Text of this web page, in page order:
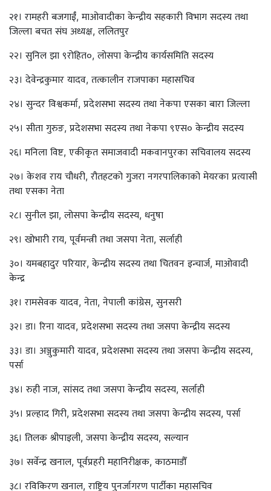
२१। रामहरी बजगाईँ, माओवादीका केन्द्रीय सहकारी विभाग सदस्य तथा
जिल्ला बचत संघ अध्यक्ष, ललितपुर
२२। सुनिल झा ९रोहित०, लोसपा केन्द्रीय कार्यसमिति सदस्य
२३। देवेन्द्रकुमार यादव, तत्कालीन राजपाका महासचिव
२४। सुन्दर विश्वकर्मा, प्रदेशसभा सदस्य तथा नेकपा एसका बारा जिल्ला
२५। सीता गुरुङ, प्रदेशसभा सदस्य तथा नेकपा ९एस० केन्द्रीय सदस्य
२६। मनिला विष्ट, एकीकृत समाजवादी मकवानपुरका सचिवालय सदस्य
२७। केशव राय चौधरी, रौतहटको गुजरा नगरपालिकाको मेयरका प्रत्यासी
तथा एसका नेता
२८। सुनील झा, लोसपा केन्द्रीय सदस्य, धनुषा
२९। खोभारी राय, पूर्वमन्त्री तथा जसपा नेता, सर्लाही
३०। यमबहादुर परियार, केन्द्रीय सदस्य तथा चितवन इन्चार्ज, माओवादी
केन्द्र
३१। रामसेवक यादव, नेता, नेपाली कांग्रेस, सुनसरी
३२। डा। रिना यादव, प्रदेशसभा सदस्य तथा जसपा केन्द्रीय सदस्य
३३। डा। अञ्जुकुमारी यादव, प्रदेशसभा सदस्य तथा जसपा केन्द्रीय सदस्य,
पर्सा
३४। रुही नाज, सांसद तथा जसपा केन्द्रीय सदस्य, सर्लाही
३५। प्रल्हाद गिरी, प्रदेशसभा सदस्य तथा जसपा केन्द्रीय सदस्य, पर्सा
३६। तिलक श्रीपाइली, जसपा केन्द्रीय सदस्य, सल्यान
३७। सर्वेन्द्र खनाल, पूर्वप्रहरी महानिरीक्षक, काठमाडौँ
३८। रविकिरण खनाल, राष्ट्रिय पुनर्जागरण पार्टीका महासचिव